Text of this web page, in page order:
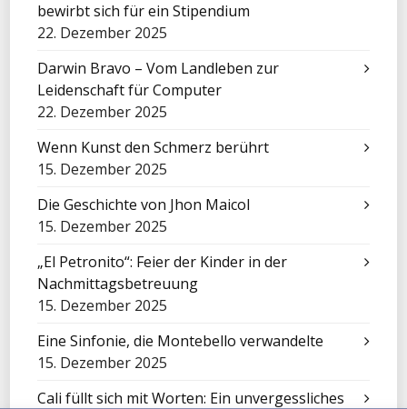
bewirbt sich für ein Stipendium
22. Dezember 2025
Darwin Bravo – Vom Landleben zur
Leidenschaft für Computer
22. Dezember 2025
Wenn Kunst den Schmerz berührt
15. Dezember 2025
Die Geschichte von Jhon Maicol
15. Dezember 2025
„El Petronito“: Feier der Kinder in der
Nachmittagsbetreuung
15. Dezember 2025
Eine Sinfonie, die Montebello verwandelte
15. Dezember 2025
Cali füllt sich mit Worten: Ein unvergessliches